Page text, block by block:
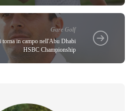
Gare Golf
torna in campo nell'Abu Dhabi
HSBC Championship